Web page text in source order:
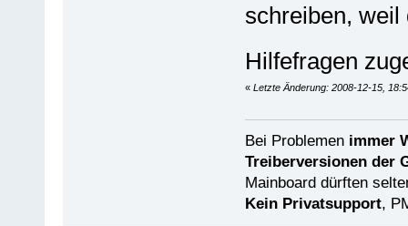
schreiben,
Hilfefragen
« Letzte Änderung: 2008-12-15,
Bei Problemen immer
Treiberversionen der
Mainboard dürften
Kein Privatsupport,